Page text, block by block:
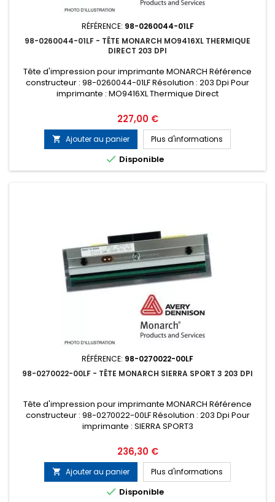
RÉFÉRENCE: 98-0260044-01LF
98-0260044-01LF - TÊTE MONARCH MO9416XL THERMIQUE
DIRECT 203 DPI
Tête d'impression pour imprimante MONARCH Référence
constructeur : 98-0260044-01LF Résolution : 203 Dpi Pour
imprimante : MO9416XL Thermique Direct
Prix
227,00 €
 Ajouter au panier Plus d'informations
 Disponible
RÉFÉRENCE: 98-0270022-00LF
98-0270022-00LF - TÊTE MONARCH SIERRA SPORT 3 203 DPI
Tête d'impression pour imprimante MONARCH Référence
constructeur : 98-0270022-00LF Résolution : 203 Dpi Pour
imprimante : SIERRA SPORT3
Prix
236,30 €
 Ajouter au panier Plus d'informations
 Disponible